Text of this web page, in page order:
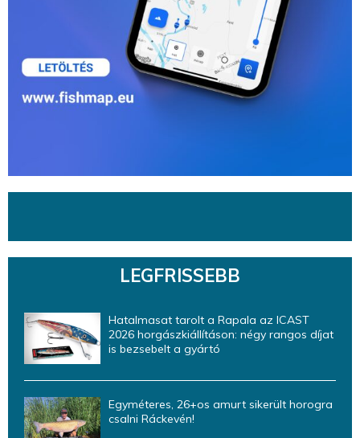
LEGFRISSEBB
Hatalmasat tarolt a Rapala az ICAST
2026 horgászkiállításon: négy rangos díjat
is bezsebelt a gyártó
Egyméteres, 26+os amurt sikerült horogra
csalni Ráckevén!